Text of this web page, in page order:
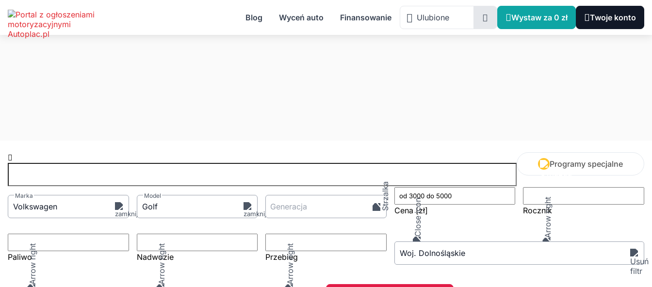
Blog Wyceń auto Finansowanie Ulubione Wystaw za 0 zł Twoje konto
Programy specjalne
Marka
Volkswagen
Model
Golf Generacja Cena[zł] Rocznik
Paliwo Nadwozie Przebieg Woj. Dolnośląskie